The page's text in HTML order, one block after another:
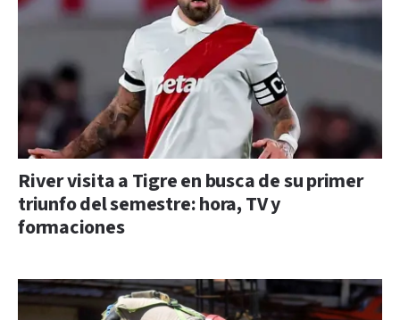
River visita a Tigre en busca de su primer
triunfo del semestre: hora, TV y
formaciones